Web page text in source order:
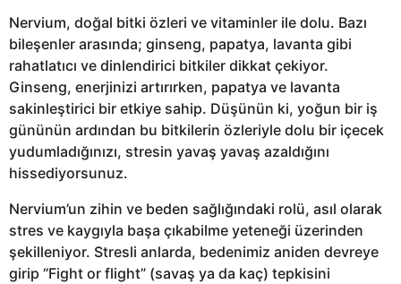
Nervium, doğal bitki özleri ve vitaminler ile dolu. Bazı
bileşenler arasında; ginseng, papatya, lavanta gibi
rahatlatıcı ve dinlendirici bitkiler dikkat çekiyor.
Ginseng, enerjinizi artırırken, papatya ve lavanta
sakinleştirici bir etkiye sahip. Düşünün ki, yoğun bir iş
gününün ardından bu bitkilerin özleriyle dolu bir içecek
yudumladığınızı, stresin yavaş yavaş azaldığını
hissediyorsunuz.
Nervium’un zihin ve beden sağlığındaki rolü, asıl olarak
stres ve kaygıyla başa çıkabilme yeteneği üzerinden
şekilleniyor. Stresli anlarda, bedenimiz aniden devreye
girip “Fight or flight” (savaş ya da kaç) tepkisini